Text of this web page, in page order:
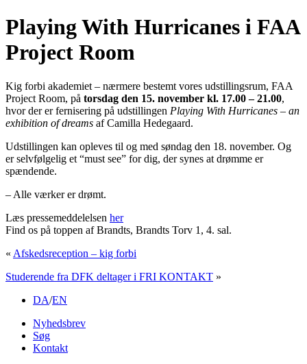
Playing With Hurricanes i FAA
Project Room
Kig forbi akademiet – nærmere bestemt vores udstillingsrum, FAA
Project Room, på torsdag den 15. november kl. 17.00 – 21.00,
hvor der er fernisering på udstillingen Playing With Hurricanes – an
exhibition of dreams af Camilla Hedegaard.
Udstillingen kan opleves til og med søndag den 18. november. Og
er selvfølgelig et “must see” for dig, der synes at drømme er
spændende.
– Alle værker er drømt.
Læs pressemeddelelsen her
Find os på toppen af Brandts, Brandts Torv 1, 4. sal.
« Afskedsreception – kig forbi
Studerende fra DFK deltager i FRI KONTAKT »
DA/EN
Nyhedsbrev
Søg
Kontakt